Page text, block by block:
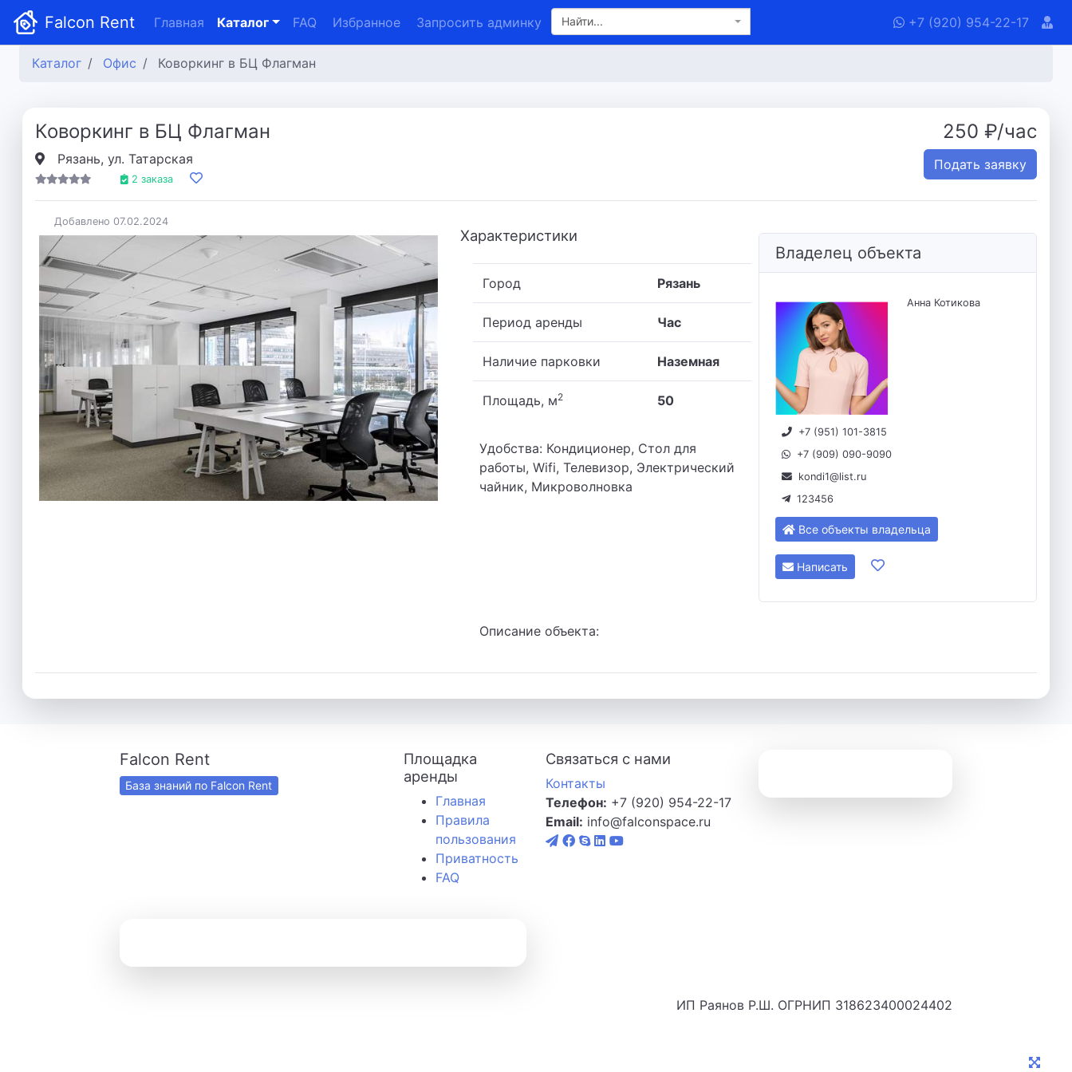
Falcon Rent Главная Каталог FAQ Избранное Запросить админку Найти... +7 (920) 954-22-17
Каталог Офис Коворкинг в БЦ Флагман
Коворкинг в БЦ Флагман
Рязань, ул. Татарская
2 заказа
250 ₽/час
Подать заявку
Добавлено 07.02.2024
Характеристики
Город Рязань
Период аренды Час
Наличие парковки Наземная
Площадь, м2 50
Удобства: Кондиционер, Стол для
работы, Wifi, Телевизор, Электрический
чайник, Микроволновка
Владелец объекта
Анна Котикова
+7 (951) 101-3815
+7 (909) 090-9090
kondi1@list.ru
123456
Все объекты владельца
Написать
Описание объекта:
Falcon Rent
База знаний по Falcon Rent
Площадка
аренды
Главная
Правила
пользования
Приватность
FAQ
Связаться с нами
Контакты
Телефон: +7 (920) 954-22-17
Email: info@falconspace.ru
ИП Раянов Р.Ш. ОГРНИП 318623400024402